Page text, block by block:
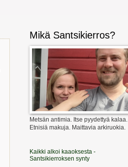
Mikä Santsikierros?
Metsän antimia. Itse pyydettyä kalaa.
Etnisiä makuja. Maittavia arkiruokia.
Kaikki alkoi kaaoksesta -
Santsikierroksen synty